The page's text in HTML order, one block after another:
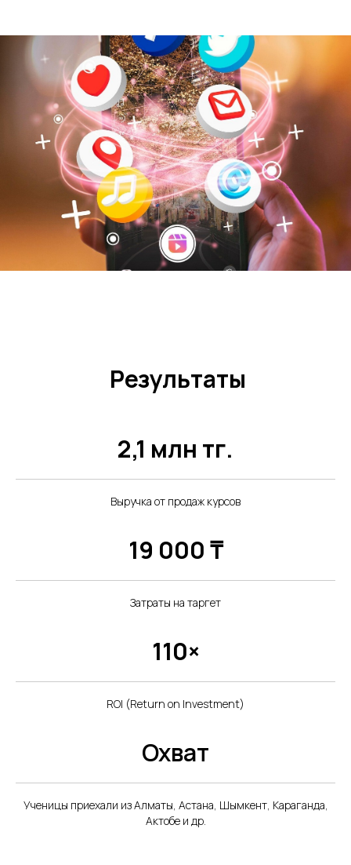
Результаты
2,1 млн тг.
Выручка от продаж курсов
19 000 ₸
Затраты на таргет
110×
ROI (Return on Investment)
Охват
Ученицы приехали из Алматы, Астана, Шымкент, Караганда,
Актобе и др.